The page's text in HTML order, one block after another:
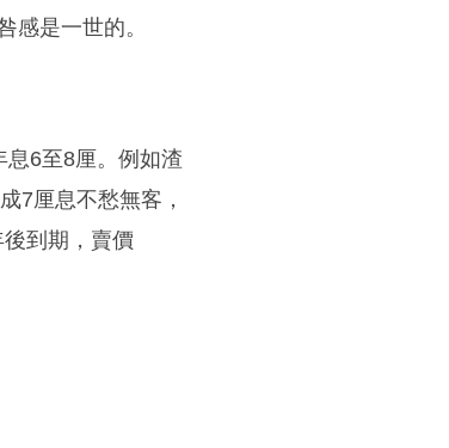
感是一世的。
6至8厘。例如渣
7厘息不愁無客，
到期，賣價